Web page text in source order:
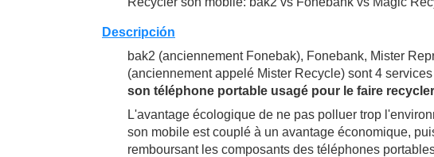
Descripción
bak2 (anciennement Fonebak), Fonebank, Mister
(anciennement appelé Mister Recycle) sont 4
son téléphone portable usagé pour le faire
L'avantage écologique de ne pas polluer trop
son mobile est couplé à un avantage économique,
remboursant les composants des téléphones